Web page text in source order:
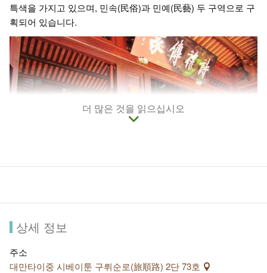
특색을 가지고 있으며, 민속(民俗)과 민예(民藝) 두 구역으로 구
획되어 있습니다.
민속(民俗) 구역 (민속관, 타이완 민속 문예관, 민예관 포함)은
주로 정적인 전시기능을 위주로 하며, 옛 건축물 외에, 지하실에
더 많은 것을 읽으십시오
상세 정보
주소
대만타이중 시베이툰 구뤼순로(旅順路) 2단 73호